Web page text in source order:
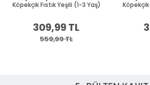
Köpekçik Fıstık Yeşili (1-3 Yaş)
309,99 TL
559,99 TL
Köpekçik